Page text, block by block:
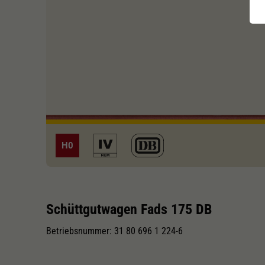
H0
Schüttgutwagen Fads 175 DB
Betriebsnummer: 31 80 696 1 224-6